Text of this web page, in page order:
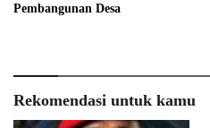
Pembangunan Desa
Rekomendasi untuk kamu